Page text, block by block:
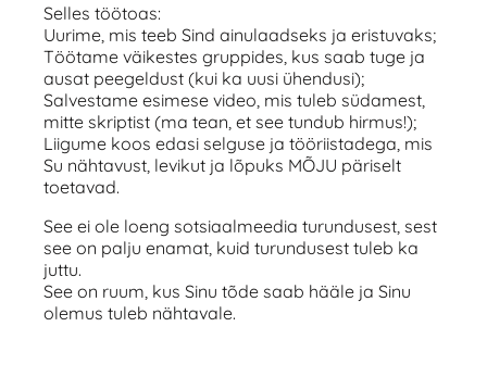
Selles töötoas:
Uurime, mis teeb Sind ainulaadseks ja eristuvaks;
Töötame väikestes gruppides, kus saab tuge ja
ausat peegeldust (kui ka uusi ühendusi);
Salvestame esimese video, mis tuleb südamest,
mitte skriptist (ma tean, et see tundub hirmus!);
Liigume koos edasi selguse ja tööriistadega, mis
Su nähtavust, levikut ja lõpuks MÕJU päriselt
toetavad.
See ei ole loeng sotsiaalmeedia turundusest, sest
see on palju enamat, kuid turundusest tuleb ka
juttu.
See on ruum, kus Sinu tõde saab hääle ja Sinu
olemus tuleb nähtavale.